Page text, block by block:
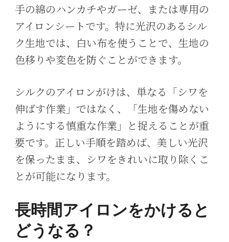
手の綿のハンカチやガーゼ、または専用の
アイロンシートです。特に光沢のあるシル
ク生地では、白い布を使うことで、生地の
色移りや変色を防ぐことができます。
シルクのアイロンがけは、単なる「シワを
伸ばす作業」ではなく、「生地を傷めない
ようにする慎重な作業」と捉えることが重
要です。正しい手順を踏めば、美しい光沢
を保ったまま、シワをきれいに取り除くこ
とが可能になります。
長時間アイロンをかけると
どうなる？